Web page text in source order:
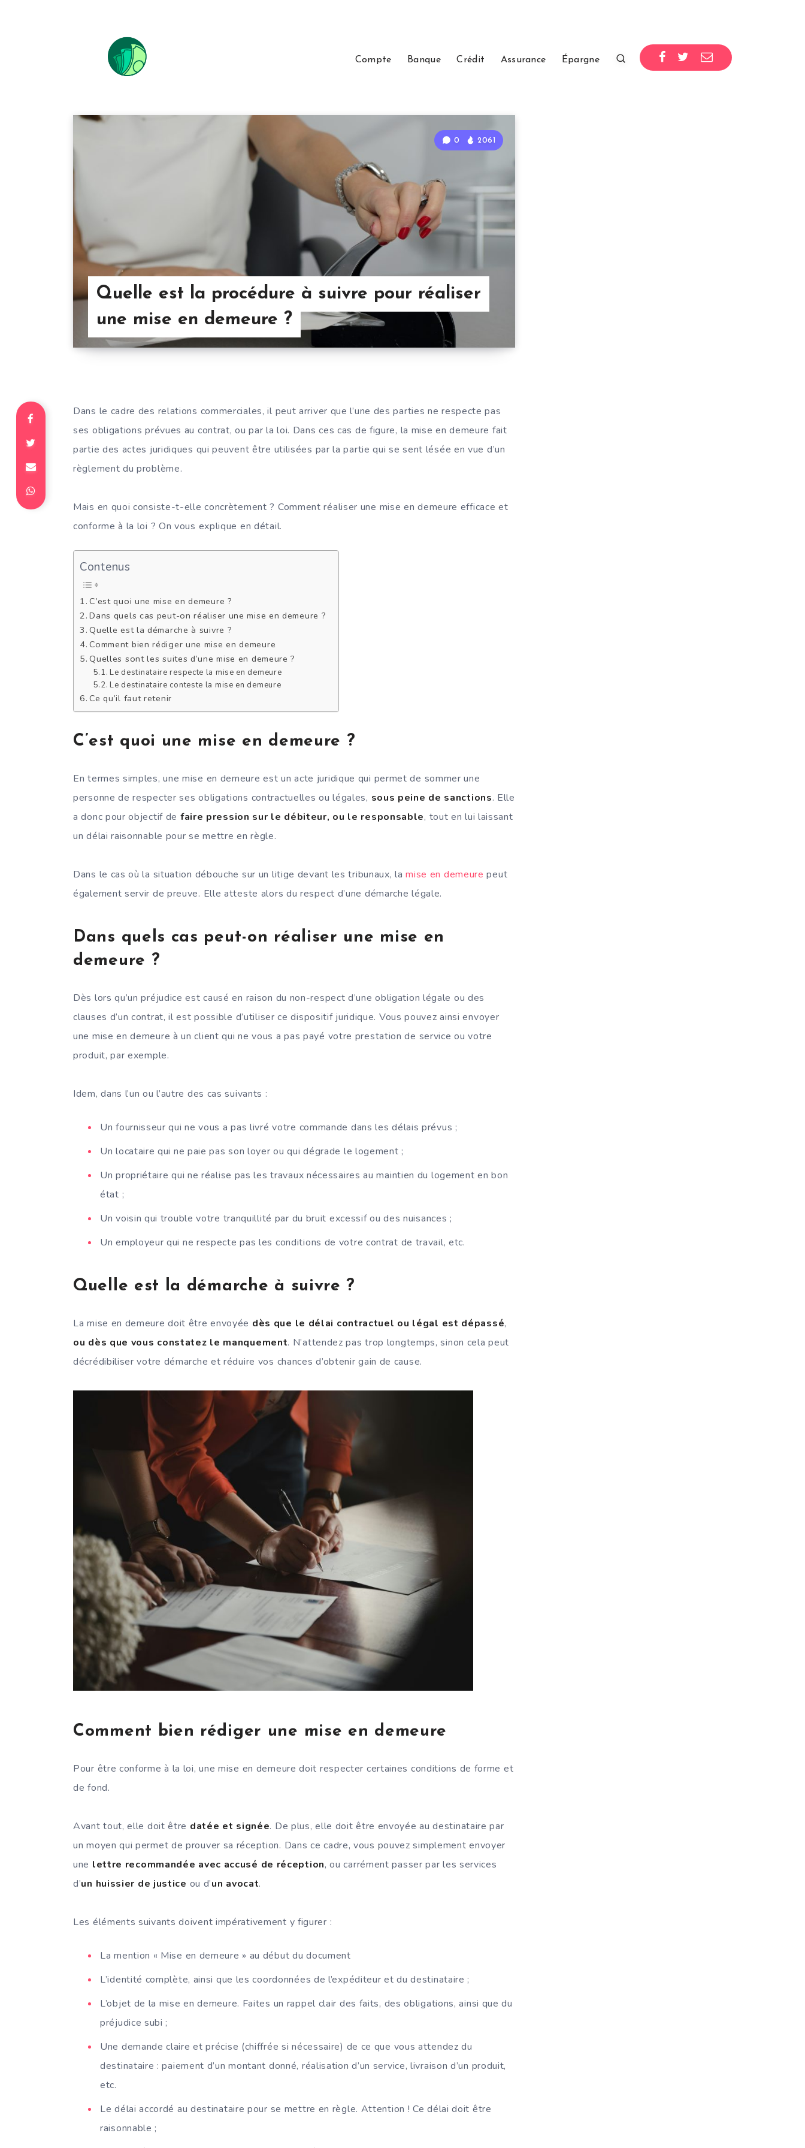
Compte Banque Crédit Assurance Épargne
Quelle est la procédure à suivre pour réaliser
une mise en demeure ?
0 2061
Dans le cadre des relations commerciales, il peut arriver que l’une des parties ne respecte pas
ses obligations prévues au contrat, ou par la loi. Dans ces cas de figure, la mise en demeure fait
partie des actes juridiques qui peuvent être utilisées par la partie qui se sent lésée en vue d’un
règlement du problème.
Mais en quoi consiste-t-elle concrètement ? Comment réaliser une mise en demeure efficace et
conforme à la loi ? On vous explique en détail.
Contenus
C’est quoi une mise en demeure ?
Dans quels cas peut-on réaliser une mise en demeure ?
Quelle est la démarche à suivre ?
Comment bien rédiger une mise en demeure
Quelles sont les suites d’une mise en demeure ?
Le destinataire respecte la mise en demeure
Le destinataire conteste la mise en demeure
Ce qu’il faut retenir
C’est quoi une mise en demeure ?
En termes simples, une mise en demeure est un acte juridique qui permet de sommer une
personne de respecter ses obligations contractuelles ou légales, sous peine de sanctions. Elle
a donc pour objectif de faire pression sur le débiteur, ou le responsable, tout en lui laissant
un délai raisonnable pour se mettre en règle.
Dans le cas où la situation débouche sur un litige devant les tribunaux, lamise en demeure peut
également servir de preuve. Elle atteste alors du respect d’une démarche légale.
Dans quels cas peut-on réaliser une mise en
demeure ?
Dès lors qu’un préjudice est causé en raison du non-respect d’une obligation légale ou des
clauses d’un contrat, il est possible d’utiliser ce dispositif juridique. Vous pouvez ainsi envoyer
une mise en demeure à un client qui ne vous a pas payé votre prestation de service ou votre
produit, par exemple.
Idem, dans l’un ou l’autre des cas suivants :
Un fournisseur qui ne vous a pas livré votre commande dans les délais prévus ;
Un locataire qui ne paie pas son loyer ou qui dégrade le logement ;
Un propriétaire qui ne réalise pas les travaux nécessaires au maintien du logement en bon
état ;
Un voisin qui trouble votre tranquillité par du bruit excessif ou des nuisances ;
Un employeur qui ne respecte pas les conditions de votre contrat de travail, etc.
Quelle est la démarche à suivre ?
La mise en demeure doit être envoyée dès que le délai contractuel ou légal est dépassé,
ou dès que vous constatez le manquement. N’attendez pas trop longtemps, sinon cela peut
décrédibiliser votre démarche et réduire vos chances d’obtenir gain de cause.
Comment bien rédiger une mise en demeure
Pour être conforme à la loi, une mise en demeure doit respecter certaines conditions de forme et
de fond.
Avant tout, elle doit être datée et signée. De plus, elle doit être envoyée au destinataire par
un moyen qui permet de prouver sa réception. Dans ce cadre, vous pouvez simplement envoyer
une lettre recommandée avec accusé de réception, ou carrément passer par les services
d’un huissier de justice ou d’un avocat.
Les éléments suivants doivent impérativement y figurer :
La mention « Mise en demeure » au début du document
L’identité complète, ainsi que les coordonnées de l’expéditeur et du destinataire ;
L’objet de la mise en demeure. Faites un rappel clair des faits, des obligations, ainsi que du
préjudice subi ;
Une demande claire et précise (chiffrée si nécessaire) de ce que vous attendez du
destinataire : paiement d’un montant donné, réalisation d’un service, livraison d’un produit,
etc.
Le délai accordé au destinataire pour se mettre en règle. Attention ! Ce délai doit être
raisonnable ;